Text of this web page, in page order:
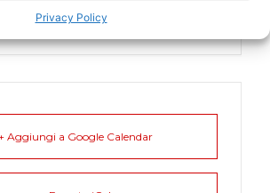
Privacy Policy
Aggiungi a Google Calendar